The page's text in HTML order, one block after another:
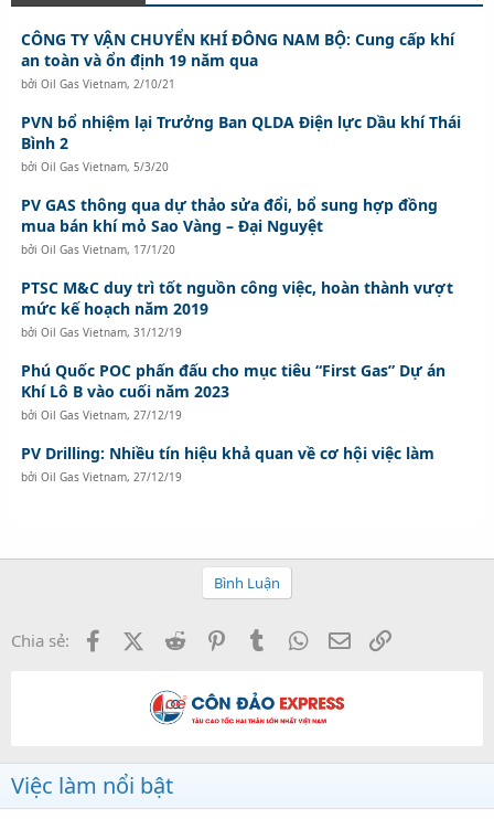
CÔNG TY VẬN CHUYỂN KHÍ ĐÔNG NAM BỘ: Cung cấp khí
an toàn và ổn định 19 năm qua
bởi Oil Gas Vietnam, 2/10/21
PVN bổ nhiệm lại Trưởng Ban QLDA Điện lực Dầu khí Thái
Bình 2
bởi Oil Gas Vietnam, 5/3/20
PV GAS thông qua dự thảo sửa đổi, bổ sung hợp đồng
mua bán khí mỏ Sao Vàng – Đại Nguyệt
bởi Oil Gas Vietnam, 17/1/20
PTSC M&C duy trì tốt nguồn công việc, hoàn thành vượt
mức kế hoạch năm 2019
bởi Oil Gas Vietnam, 31/12/19
Phú Quốc POC phấn đấu cho mục tiêu “First Gas” Dự án
Khí Lô B vào cuối năm 2023
bởi Oil Gas Vietnam, 27/12/19
PV Drilling: Nhiều tín hiệu khả quan về cơ hội việc làm
bởi Oil Gas Vietnam, 27/12/19
Bình Luận
Chia sẻ: FacebookX (Twitter)
Reddit PinterestTumblr WhatsApp
Email
Việc làm nổi bật